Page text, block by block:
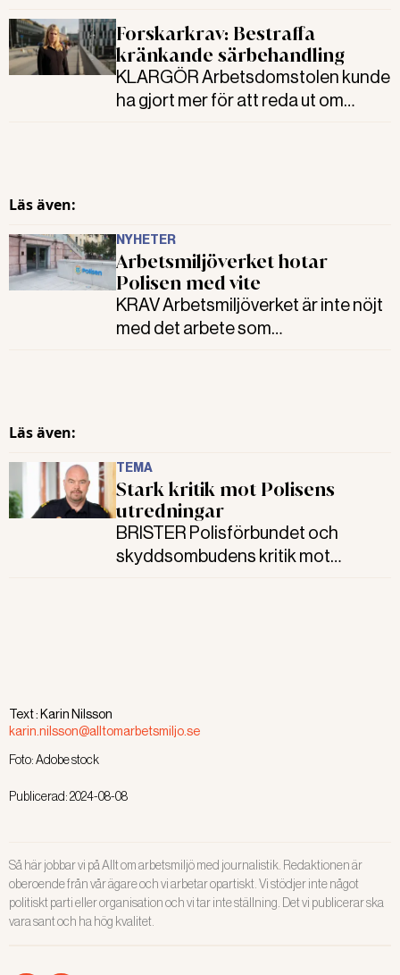
Forskarkrav: Bestraffa
kränkande särbehandling
KLARGÖR Arbetsdomstolen kunde
ha gjort mer för att reda ut om
Sabina Hellborg, jurist och forskare.
Läs även:
NYHETER
Arbetsmiljöverket hotar
Polisen med vite
KRAV Arbetsmiljöverket är inte nöjt
med det arbete som
Läs även:
TEMA
Stark kritik mot Polisens
utredningar
BRISTER Polisförbundet och
skyddsombudens kritik mot
Text : Karin Nilsson
karin.nilsson@alltomarbetsmiljo.se
Foto:Adobe stock
Publicerad:2024-08-08
Så här jobbar vi på Allt om arbetsmiljö med journalistik. Redaktionen är
oberoende från vår ägare och vi arbetar opartiskt. Vi stödjer inte något
politiskt parti eller organisation och vi tar inte ställning. Det vi publicerar ska
vara sant och ha hög kvalitet.